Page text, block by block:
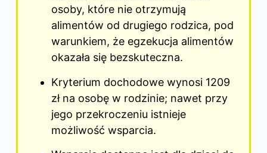
osoby, które nie otrzymują
alimentów od drugiego rodzica, pod
warunkiem, że egzekucja alimentów
okazała się bezskuteczna.
Kryterium dochodowe wynosi 1209
zł na osobę w rodzinie; nawet przy
jego przekroczeniu istnieje
możliwość wsparcia.